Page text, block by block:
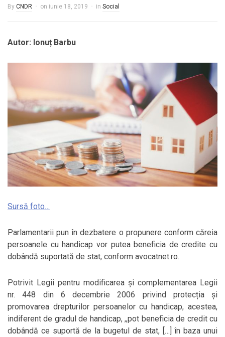
By CNDR on iunie 18, 2019 in Social
Autor: Ionuț Barbu
Sursă foto…
Parlamentarii pun în dezbatere o propunere conform căreia
persoanele cu handicap vor putea beneficia de credite cu
dobândă suportată de stat, conform avocatnet.ro.
Potrivit Legii pentru modificarea și complementarea Legii
nr. 448 din 6 decembrie 2006 privind protecția și
promovarea drepturilor persoanelor cu handicap, acestea,
indiferent de gradul de handicap, ,,pot beneficia de credit cu
dobândă ce suportă de la bugetul de stat, […] în baza unui